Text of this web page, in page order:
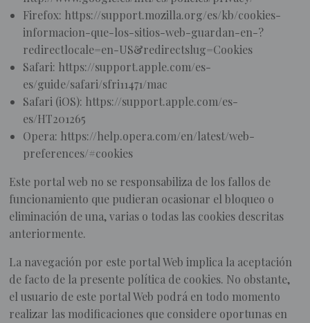
Firefox: https://support.mozilla.org/es/kb/cookies-
informacion-que-los-sitios-web-guardan-en-?
redirectlocale=en-US&redirectslug=Cookies
Safari: https://support.apple.com/es-
es/guide/safari/sfri11471/mac
Safari (iOS): https://support.apple.com/es-
es/HT201265
Opera: https://help.opera.com/en/latest/web-
preferences/#cookies
Este portal web no se responsabiliza de los fallos de
funcionamiento que pudieran ocasionar el bloqueo o
eliminación de una, varias o todas las cookies descritas
anteriormente.
La navegación por este portal Web implica la aceptación
de facto de la presente política de cookies. No obstante,
el usuario de este portal Web podrá en todo momento
realizar las modificaciones que considere oportunas en